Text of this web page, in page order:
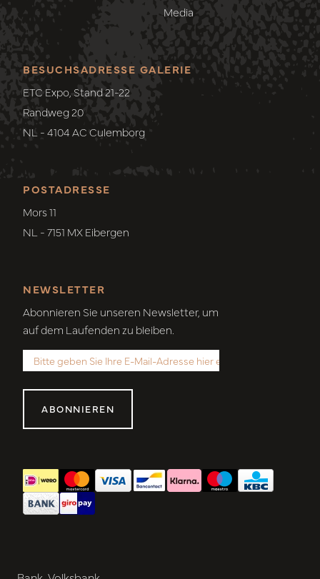
Media
POSTADRESSE
Mors 11
NL - 7151 MX Eibergen
BESUCHSADRESSE GALERIE
ETC Expo, Stand 21-22
Randweg 20
NL - 4104 AC Culemborg
NEWSLETTER
Abonnieren Sie unseren Newsletter, um
auf dem Laufenden zu bleiben.
ABONNIEREN